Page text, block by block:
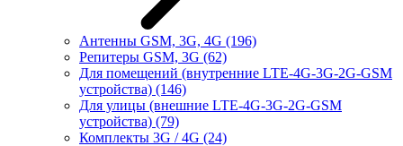
Антенны GSM, 3G, 4G (196)
Репитеры GSM, 3G (62)
Для помещений (внутренние LTE-4G-3G-2G-GSM
устройства) (146)
Для улицы (внешние LTE-4G-3G-2G-GSM
устройства) (79)
Комплекты 3G / 4G (24)